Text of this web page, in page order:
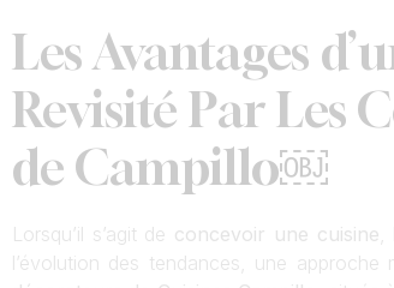
Les Avantages
Revisité Par Les
de Campillo￼
Lorsqu’il s’agit de concevoir une cuisine,
l’évolution des tendances, une approche